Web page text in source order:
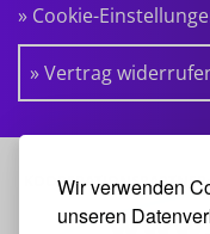
Wir verwenden
unseren
» Cookie-
» Vertrag
KOOPERATIONSPARTNER: